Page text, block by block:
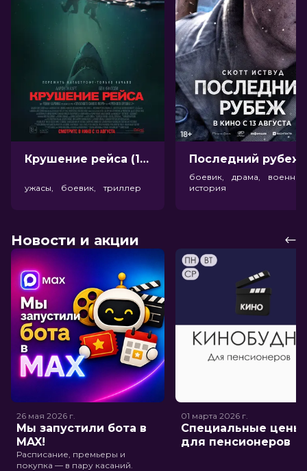
Крушение рейса (18+)
ужасы, боевик, триллер
боевик, драма,
история
Новости и акции
26 мая 2026 г.
Мы запустили бота в
MAX!
Расписание, премьеры и
покупка — в пару касаний.
01 марта 2026 г.
Специальные цены
для пенсионеров